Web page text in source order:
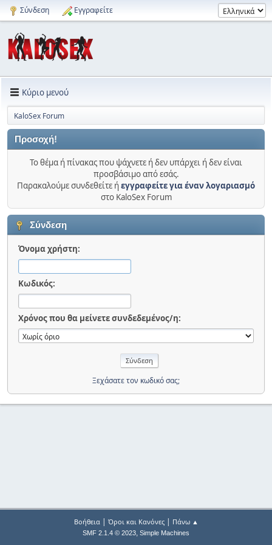
Σύνδεση Εγγραφείτε
Κύριο μενού
KaloSex Forum
Προσοχή!
Το θέμα ή πίνακας που ψάχνετε ή δεν υπάρχει ή δεν είναι
προσβάσιμο από εσάς.
Παρακαλούμε συνδεθείτε ήεγγραφείτε για έναν λογαριασμό
στο KaloSex Forum
Σύνδεση
Όνομα χρήστη:
Κωδικός:
Χρόνος που θα μείνετε συνδεδεμένος/η:
Ξεχάσατε τον κωδικό σας;
Βοήθεια| Όροι και Κανόνες| Πάνω ▲
SMF 2.1.4 © 2023, Simple Machines